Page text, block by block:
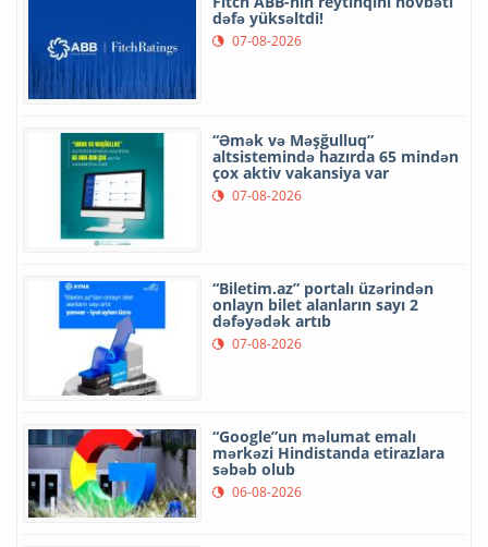
dəfə yüksəltdi!
07-08-2026
“Əmək və Məşğulluq”
altsistemində hazırda 65 mindən
çox aktiv vakansiya var
07-08-2026
“Biletim.az” portalı üzərindən
onlayn bilet alanların sayı 2
dəfəyədək artıb
07-08-2026
“Google”un məlumat emalı
mərkəzi Hindistanda etirazlara
səbəb olub
06-08-2026